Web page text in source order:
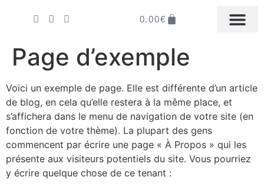
0.00€
Page d’exemple
Voici un exemple de page. Elle est différente d’un article
de blog, en cela qu’elle restera à la même place, et
s’affichera dans le menu de navigation de votre site (en
fonction de votre thème). La plupart des gens
commencent par écrire une page « À Propos » qui les
présente aux visiteurs potentiels du site. Vous pourriez
y écrire quelque chose de ce tenant :